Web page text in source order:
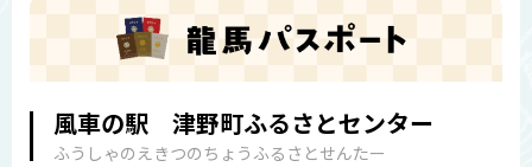
風車の駅 津野町ふるさとセンター
ふうしゃのえきつのちょうふるさとせんたー